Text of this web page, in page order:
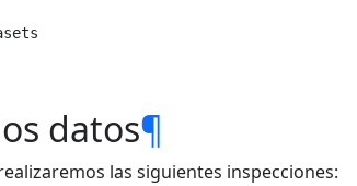
datos¶
las siguientes inspecciones: